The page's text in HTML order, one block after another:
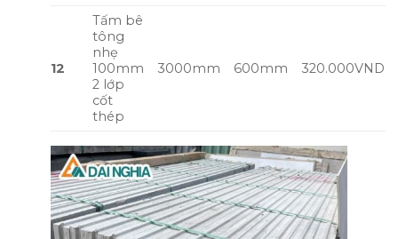
12
Tấm bê
tông
nhẹ
100mm
2 lớp
cốt
thép
3000mm 600mm 320.000VND